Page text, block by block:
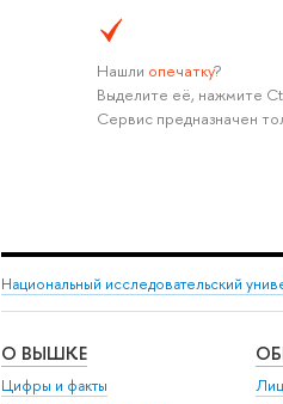
Нашли опечатку?
Выделите её, нажмите
Сервис предназначен
Национальный исследовательский
О ВЫШКЕ
Цифры и факты